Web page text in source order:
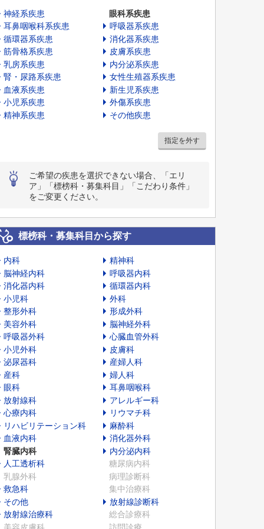
神経系疾患
眼科系疾患
耳鼻咽喉科系疾患
呼吸器系疾患
循環器系疾患
消化器系疾患
筋骨格系疾患
皮膚系疾患
乳房系疾患
内分泌系疾患
腎・尿路系疾患
女性生殖器系疾患
血液系疾患
新生児系疾患
小児系疾患
外傷系疾患
精神系疾患
その他疾患
指定を外す
ご希望の疾患を選択できない場合、「エリ
ア」「標榜科・募集科目」「こだわり条件」
をご変更ください。
標榜科・募集科目から探す
内科
精神科
脳神経内科
呼吸器内科
消化器内科
循環器内科
小児科
外科
整形外科
形成外科
美容外科
脳神経外科
呼吸器外科
心臓血管外科
小児外科
皮膚科
泌尿器科
産婦人科
産科
婦人科
眼科
耳鼻咽喉科
放射線科
アレルギー科
心療内科
リウマチ科
リハビリテーション科
麻酔科
血液内科
消化器外科
腎臓内科
内分泌内科
人工透析科
糖尿病内科
乳腺外科
病理診断科
救急科
集中治療科
その他
放射線診断科
放射線治療科
総合診療科
美容皮膚科
訪問診療